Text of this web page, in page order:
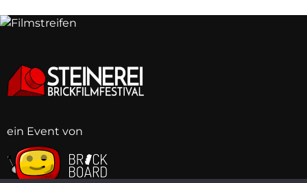
ein Event von
BBBBBBBB
BBBBBB
BB